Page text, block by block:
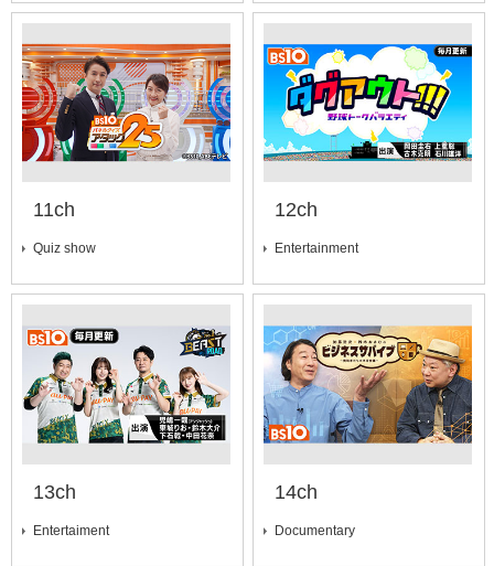
11ch
Quiz show
12ch
Entertainment
13ch
Entertaiment
14ch
Documentary